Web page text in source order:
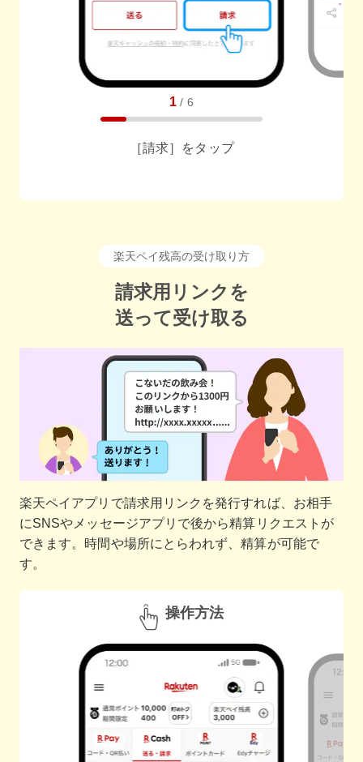
1 / 6
［請求］をタップ
楽天ペイ残高の受け取り方
請求用リンクを
送って受け取る
楽天ペイアプリで請求用リンクを発行すれば、お相手
にSNSやメッセージアプリで後から精算リクエストが
できます。時間や場所にとらわれず、精算が可能で
す。
操作方法